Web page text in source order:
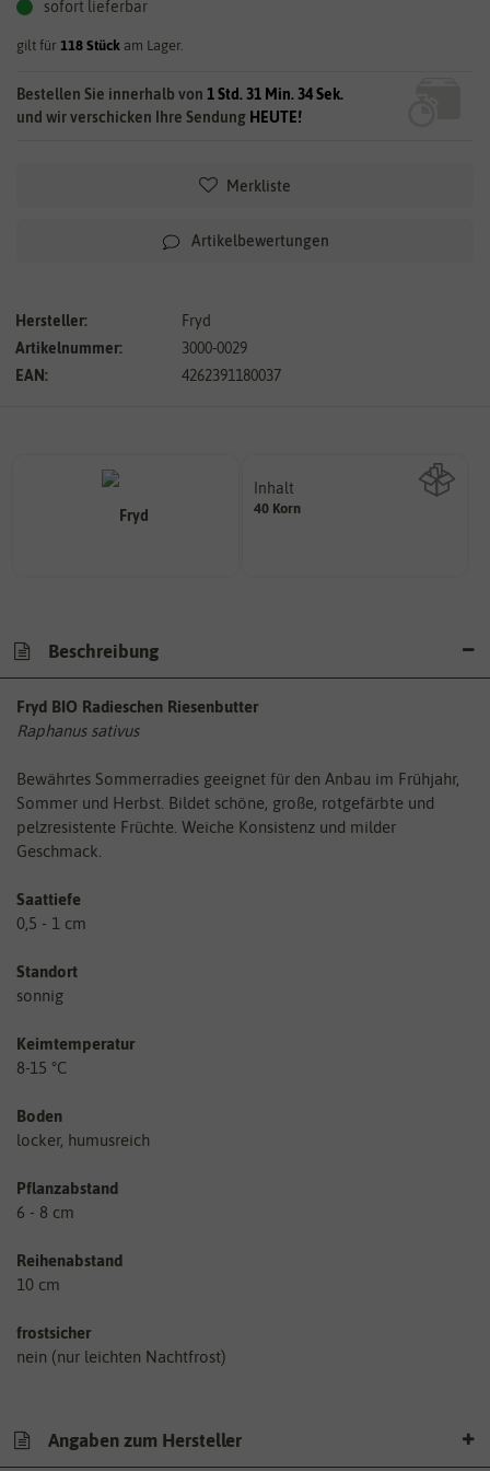
sofort lieferbar
gilt für 118 Stück am Lager.
Bestellen Sie innerhalb von 1 Std. 31 Min. 33 Sek.
und wir verschicken Ihre Sendung HEUTE!
Merkliste
Artikelbewertungen
Hersteller:
Fryd
Artikelnummer:
3000-0029
EAN:
4262391180037
Inhalt
40 KornWie viel ist enthalten
Beschreibung
Fryd BIO Radieschen Riesenbutter
Raphanus sativus
Bewährtes Sommerradies geeignet für den Anbau im Frühjahr,
Sommer und Herbst. Bildet schöne, große, rotgefärbte und
pelzresistente Früchte. Weiche Konsistenz und milder
Geschmack.
Saattiefe
0,5 - 1 cm
Standort
sonnig
Keimtemperatur
8-15 °C
Boden
locker, humusreich
Pflanzabstand
6 - 8 cm
Reihenabstand
10 cm
frostsicher
nein (nur leichten Nachtfrost)
Angaben zum Hersteller